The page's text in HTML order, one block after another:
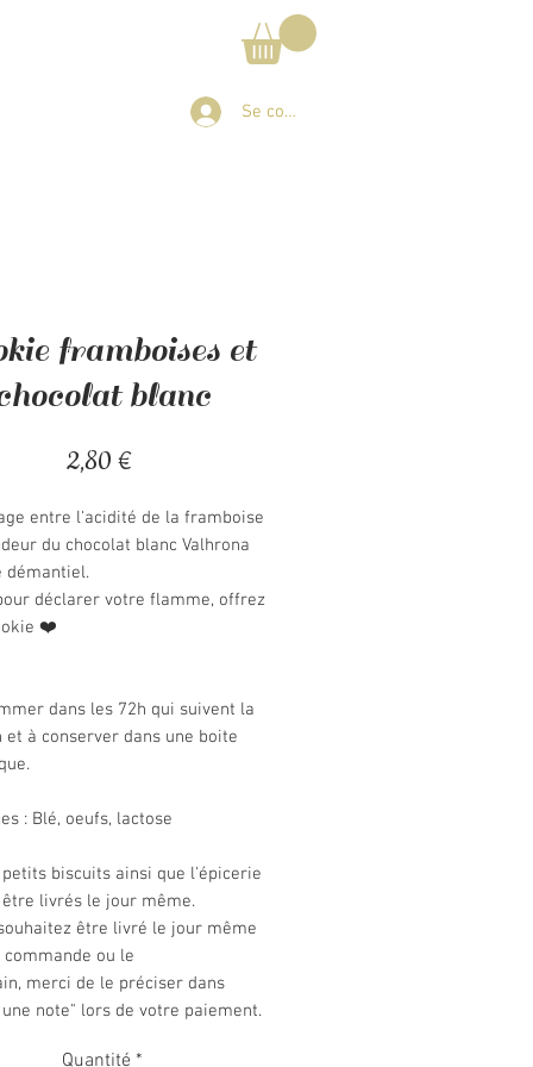
Se connecter
framboises et
blanc
2,80 €Prix
entre l'acidité de la framboise
du chocolat blanc Valhrona
démantiel.
déclarer votre flamme, offrez
❤️
dans les 72h qui suivent la
et à conserver dans une boite
: Blé, oeufs, lactose
petits biscuits ainsi que l'épicerie
être livrés le jour même.
être livré le jour même
ou le
merci de le préciser dans
note" lors de votre paiement.
Quantité *